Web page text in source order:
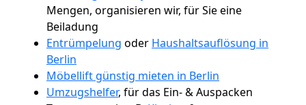
Mengen, organisieren wir, für Sie eine
Beiladung
Entrümpelung oder Haushaltsauflösung in
Berlin
Möbellift günstig mieten in Berlin
Umzugshelfer, für das Ein- & Auspacken